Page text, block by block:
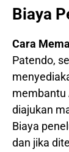
Biaya
Cara
Patendo,
membantu
diajukan
Biaya
dan jika